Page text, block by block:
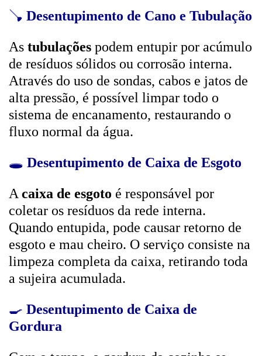
🪠 Desentupimento de Cano e Tubulação
As tubulações podem entupir por acúmulo
de resíduos sólidos ou corrosão interna.
Através do uso de sondas, cabos e jatos de
alta pressão, é possível limpar todo o
sistema de encanamento, restaurando o
fluxo normal da água.
🕳️ Desentupimento de Caixa de Esgoto
A caixa de esgoto é responsável por
coletar os resíduos da rede interna.
Quando entupida, pode causar retorno de
esgoto e mau cheiro. O serviço consiste na
limpeza completa da caixa, retirando toda
a sujeira acumulada.
🍳 Desentupimento de Caixa de
Gordura